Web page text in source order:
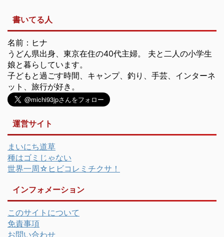
書いてる人
名前：ヒナ
うどん県出身、東京在住の40代主婦。 夫と二人の小学生
娘と暮らしています。
子どもと過ごす時間、キャンプ、釣り、手芸、インターネ
ット、旅行が好き。
運営サイト
まいにち道草
種はゴミじゃない
世界一周☆ヒビコレミチクサ！
インフォメーション
このサイトについて
免責事項
お問い合わせ